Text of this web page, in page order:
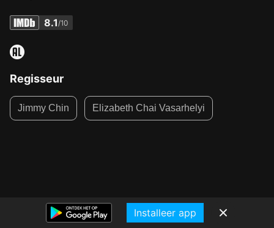
8.1 /10
Regisseur
Jimmy Chin Elizabeth Chai Vasarhelyi
Installeer app